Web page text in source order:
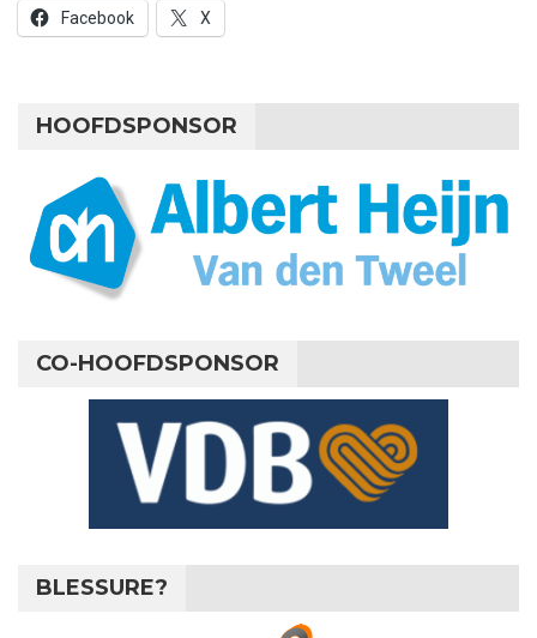
Facebook X
HOOFDSPONSOR
CO-HOOFDSPONSOR
BLESSURE?